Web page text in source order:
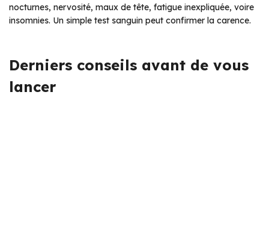
nocturnes, nervosité, maux de tête, fatigue inexpliquée, voire
insomnies. Un simple test sanguin peut confirmer la carence.
Derniers conseils avant de vous
lancer